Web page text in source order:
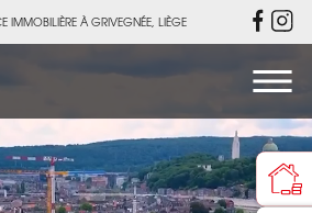
IMMOBILIÈRE À GRIVEGNÉE, LIÈGE